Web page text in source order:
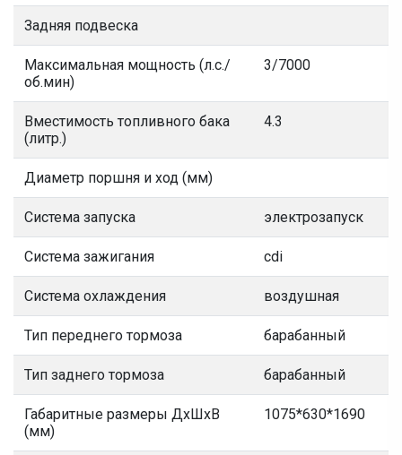
Задняя подвеска
Максимальная мощность (л.с./
об.мин)
3/7000
Вместимость топливного бака
(литр.)
4.3
Диаметр поршня и ход (мм)
Система запуска электрозапуск
Система зажигания cdi
Система охлаждения воздушная
Тип переднего тормоза барабанный
Тип заднего тормоза барабанный
Габаритные размеры ДхШхВ
(мм)
1075*630*1690